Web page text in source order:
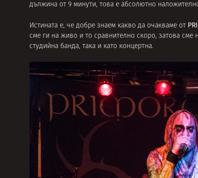
дължина от 9 минути, това е абсолютно
Истината е, че добре знаем какво да очакваме от
сме ги на живо и то сравнително скоро, затова сме
студийна банда, така и като концертна.